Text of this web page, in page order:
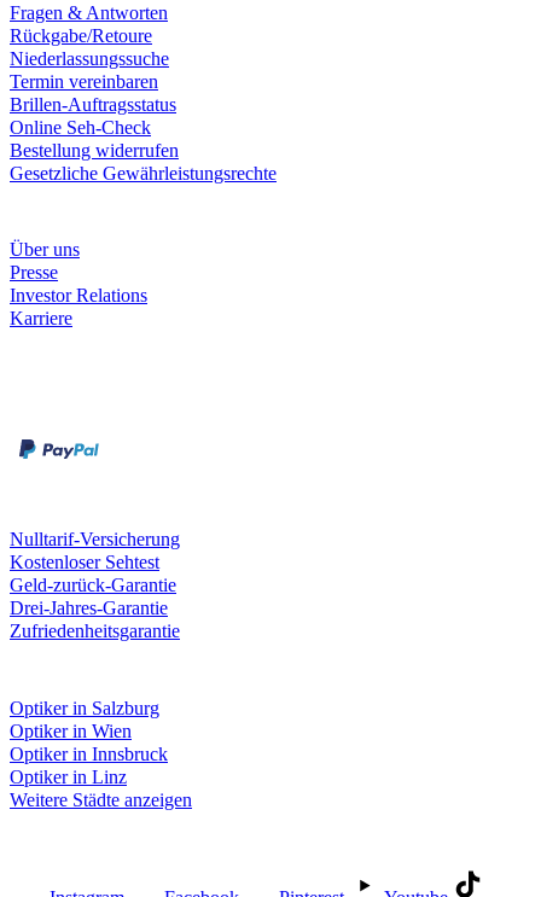
Fragen & Antworten
Rückgabe/Retoure
Niederlassungssuche
Termin vereinbaren
Brillen-Auftragsstatus
Online Seh-Check
Bestellung widerrufen
Gesetzliche Gewährleistungsrechte
Über uns
Presse
Investor Relations
Karriere
Nulltarif-Versicherung
Kostenloser Sehtest
Geld-zurück-Garantie
Drei-Jahres-Garantie
Zufriedenheitsgarantie
Optiker in Salzburg
Optiker in Wien
Optiker in Innsbruck
Optiker in Linz
Weitere Städte anzeigen